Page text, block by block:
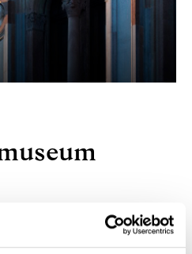
Sveriges konst-